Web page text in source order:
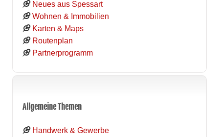
Neues aus Spessart
Wohnen & Immobilien
Karten & Maps
Routenplan
Partnerprogramm
Allgemeine Themen
Handwerk & Gewerbe